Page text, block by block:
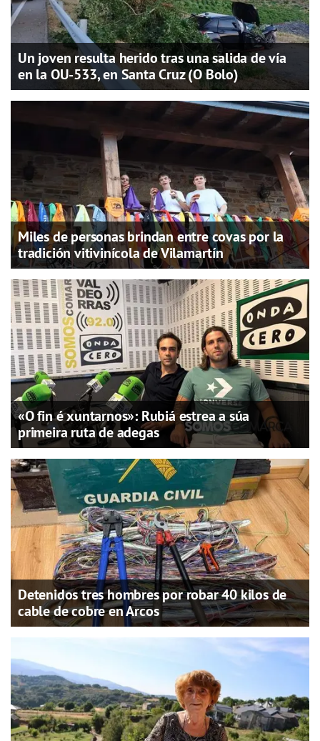
Un joven resulta herido tras una salida de vía
en la OU-533, en Santa Cruz (O Bolo)
Miles de personas brindan entre covas por la
tradición vitivinícola de Vilamartín
«O fin é xuntarnos»: Rubiá estrea a súa
primeira ruta de adegas
Detenidos tres hombres por robar 40 kilos de
cable de cobre en Arcos